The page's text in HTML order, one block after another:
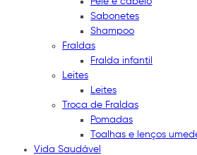
Sabonetes
Shampoo
Fraldas
Fralda infantil
Leites
Leites
Troca de Fraldas
Pomadas
Toalhas e lenços
Vida Saudável